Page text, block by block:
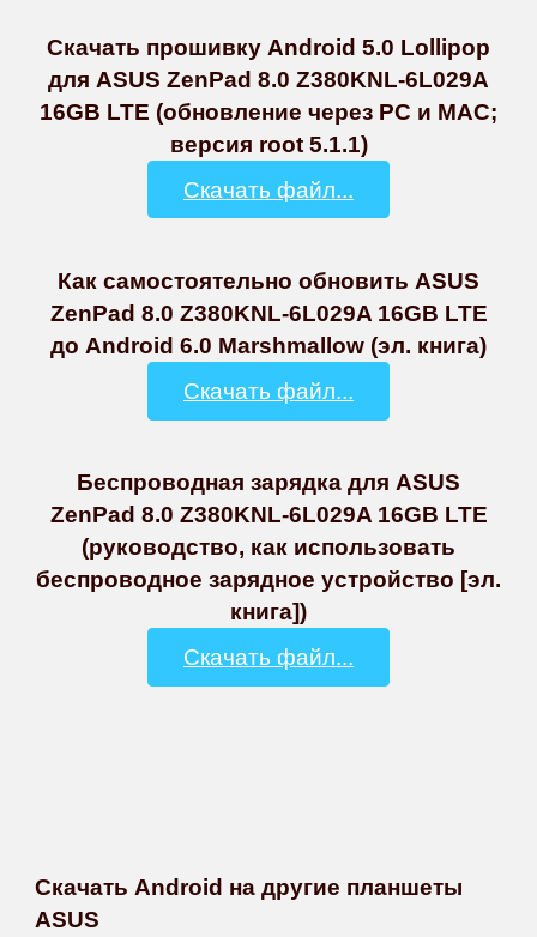
Скачать прошивку Android 5.0 Lollipop
для ASUS ZenPad 8.0 Z380KNL-6L029A
16GB LTE (обновление через PC и MAC;
версия root 5.1.1)
Скачать файл...
Как самостоятельно обновить ASUS
ZenPad 8.0 Z380KNL-6L029A 16GB LTE
до Android 6.0 Marshmallow (эл. книга)
Скачать файл...
Беспроводная зарядка для ASUS
ZenPad 8.0 Z380KNL-6L029A 16GB LTE
(руководство, как использовать
беспроводное зарядное устройство [эл.
книга])
Скачать файл...
Скачать Android на другие планшеты
ASUS